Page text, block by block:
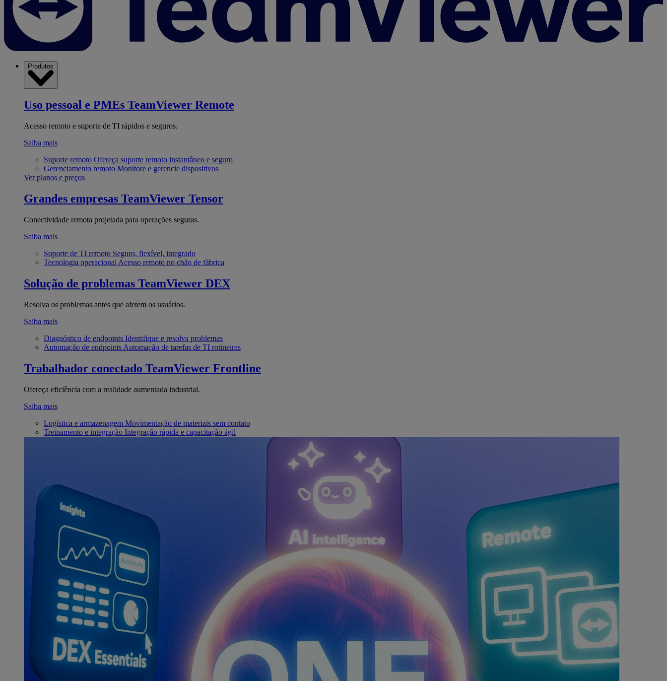
Produtos
Uso pessoal e PMEs TeamViewer Remote
Acesso remoto e suporte de TI rápidos e seguros.
Saiba mais
Suporte remoto Ofereça suporte remoto instantâneo e seguro
Gerenciamento remoto Monitore e gerencie dispositivos
Ver planos e preços
Grandes empresas TeamViewer Tensor
Conectividade remota projetada para operações seguras.
Saiba mais
Suporte de TI remoto Seguro, flexível, integrado
Tecnologia operacional Acesso remoto no chão de fábrica
Solução de problemas TeamViewer DEX
Resolva os problemas antes que afetem os usuários.
Saiba mais
Diagnóstico de endpoints Identifique e resolva problemas
Automação de endpoints Automação de tarefas de TI rotineiras
Trabalhador conectado TeamViewer Frontline
Ofereça eficiência com a realidade aumentada industrial.
Saiba mais
Logística e armazenagem Movimentação de materiais sem contato
Treinamento e integração Integração rápida e capacitação ágil